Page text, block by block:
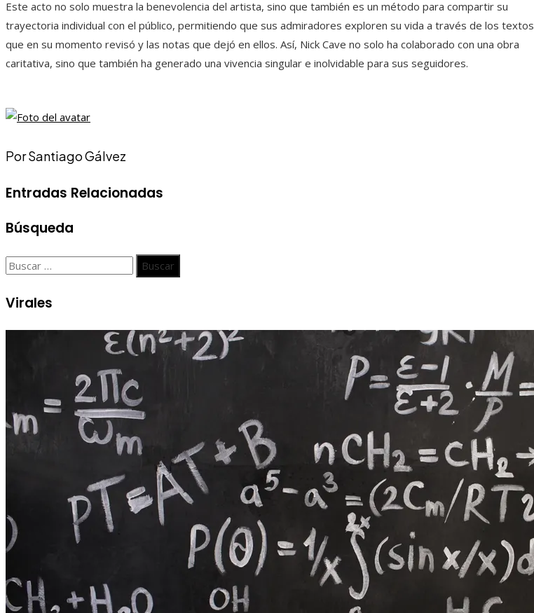
Este acto no solo muestra la benevolencia del artista, sino que también es un método para compartir su
trayectoria individual con el público, permitiendo que sus admiradores exploren su vida a través de los textos
que en su momento revisó y las notas que dejó en ellos. Así, Nick Cave no solo ha colaborado con una obra
caritativa, sino que también ha generado una vivencia singular e inolvidable para sus seguidores.
Por Santiago Gálvez
Entradas Relacionadas
Búsqueda
Buscar:
Virales